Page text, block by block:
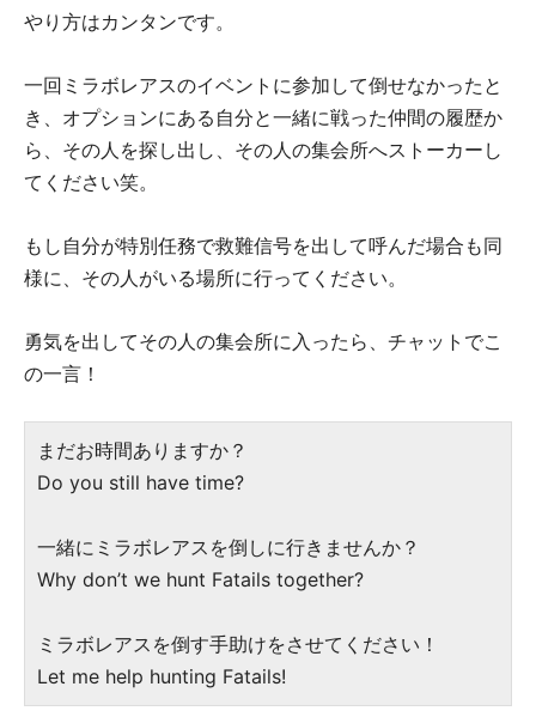
やり方はカンタンです。
一回ミラボレアスのイベントに参加して倒せなかったと
き、オプションにある自分と一緒に戦った仲間の履歴か
ら、その人を探し出し、その人の集会所へストーカーし
てください笑。
もし自分が特別任務で救難信号を出して呼んだ場合も同
様に、その人がいる場所に行ってください。
勇気を出してその人の集会所に入ったら、チャットでこ
の一言！
まだお時間ありますか？
Do you still have time?
一緒にミラボレアスを倒しに行きませんか？
Why don’t we hunt Fatails together?
ミラボレアスを倒す手助けをさせてください！
Let me help hunting Fatails!